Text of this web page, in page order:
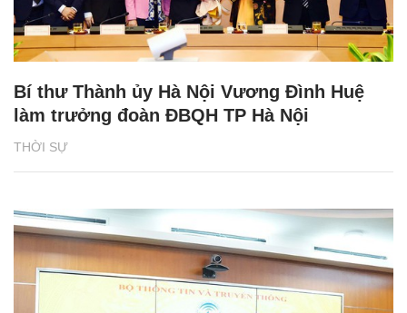
THỜI SỰ
Bí thư Thành ủy Hà Nội Vương Đình Huệ
làm trưởng đoàn ĐBQH TP Hà Nội